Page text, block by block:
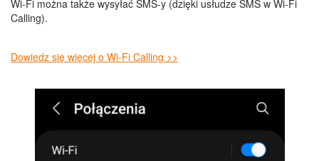
Wi-Fi można także wysyłać SMS-y (dzięki usłudze SMS w Wi-Fi
Calling).
Dowiedz się więcej o Wi-Fi Calling >>